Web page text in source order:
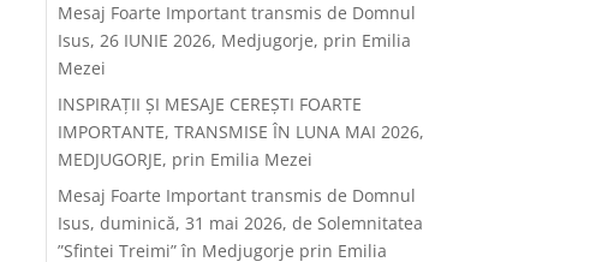
Mesaj Foarte Important transmis de Domnul
Isus, 26 IUNIE 2026, Medjugorje, prin Emilia
Mezei
INSPIRAȚII ȘI MESAJE CEREȘTI FOARTE
IMPORTANTE, TRANSMISE ÎN LUNA MAI 2026,
MEDJUGORJE, prin Emilia Mezei
Mesaj Foarte Important transmis de Domnul
Isus, duminică, 31 mai 2026, de Solemnitatea
”Sfintei Treimi” în Medjugorje prin Emilia